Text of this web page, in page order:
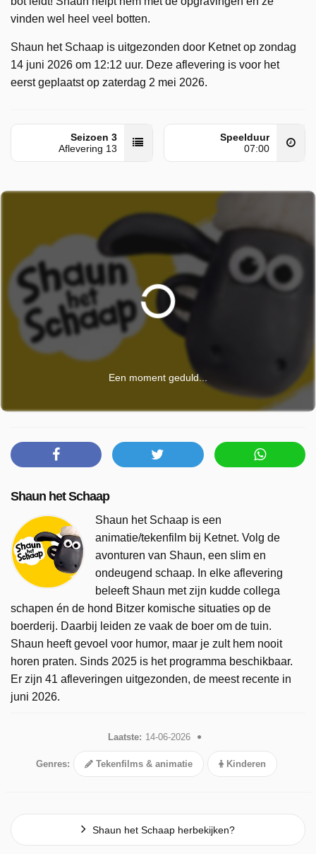
vinden wel heel veel botten.
Shaun het Schaap is uitgezonden door Ketnet op zondag
14 juni 2026 om 12:12 uur. Deze aflevering is voor het
eerst geplaatst op zaterdag 2 mei 2026.
Seizoen 3
Aflevering 13
Speelduur
07:00
Een moment geduld...
Shaun het Schaap
Shaun het Schaap is een
animatie/tekenfilm bij Ketnet. Volg de
avonturen van Shaun, een slim en
ondeugend schaap. In elke aflevering
beleeft Shaun met zijn kudde collega
schapen én de hond Bitzer komische situaties op de
boerderij. Daarbij leiden ze vaak de boer om de tuin.
Shaun heeft gevoel voor humor, maar je zult hem nooit
horen praten. Sinds 2025 is het programma beschikbaar.
Er zijn 41 afleveringen uitgezonden, de meest recente in
juni 2026.
Laatste: 14-06-2026
Genres: Tekenfilms & animatie Kinderen
Shaun het Schaap herbekijken?